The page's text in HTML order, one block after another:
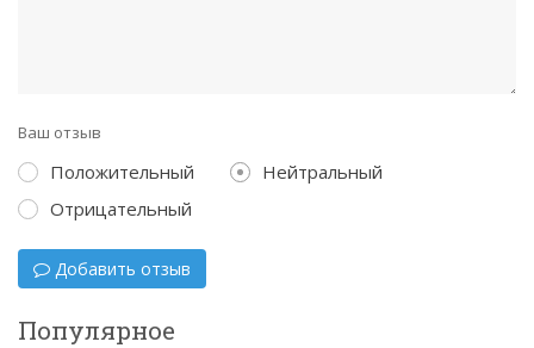
Ваш отзыв
Положительный
Нейтральный
Отрицательный
Добавить отзыв
Популярное